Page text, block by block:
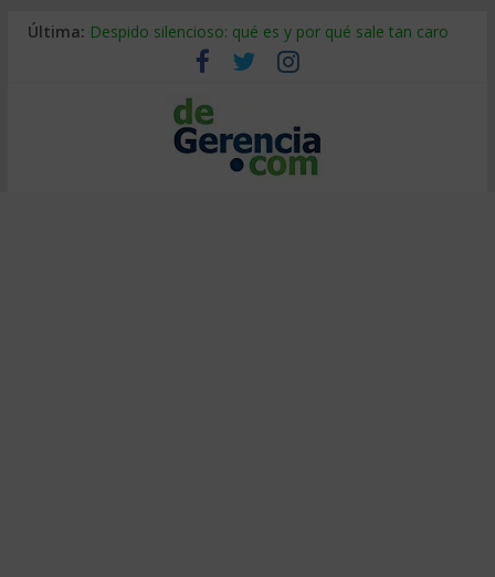
Última: Despido silencioso: qué es y por qué sale tan caro
La economía de Venezuela después del terremoto
Los 8 pasos de Kotter: liderar el cambio sin fracasar
Gestión de proyectos con IA: qué cambia en el oficio
IA y creatividad: cómo evitar que todos piensen igual